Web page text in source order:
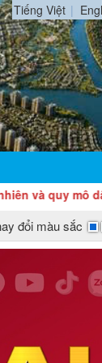
Tiếng Việt
mô dân số
đổi màu sắc